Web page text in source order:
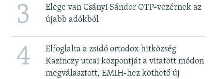
3
Elege van Csányi Sándor OTP-vezérnek az
újabb adókból
4
Elfoglalta a zsidó ortodox hitközség
Kazinczy utcai központját a vitatott módon
megválasztott, EMIH-hez köthető új